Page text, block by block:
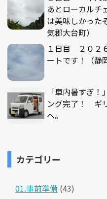
あとローカルチ
は美味しかった
気郡大台町）
１日目 ２０２
ートです！（静
「車内暑すぎ
ング完了！ ギ
へ。
カテゴリー
01.事前準備 (43)